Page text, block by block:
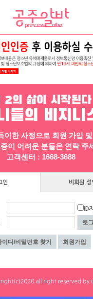
2의 삶이 시작된다
들의 비지니
이한 사정으로 회원 가입 및
이 어려운 분들은 연락 주
고객센터 : 1668-3688
인 비회원 성
ID
all right reserved by
인재정보 업소정보
그인 회원가입 회원약관